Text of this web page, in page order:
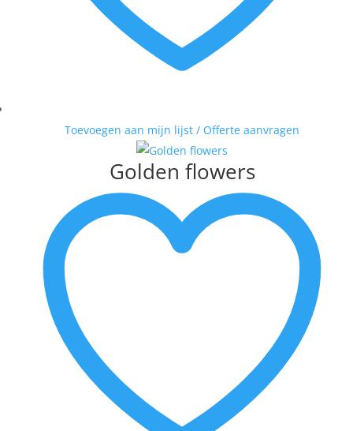
Toevoegen aan mijn lijst / Offerte aanvragen
Golden flowers